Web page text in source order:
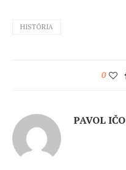
HISTÓRIA
0
PAVOL IČO